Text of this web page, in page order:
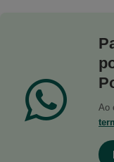
Ao